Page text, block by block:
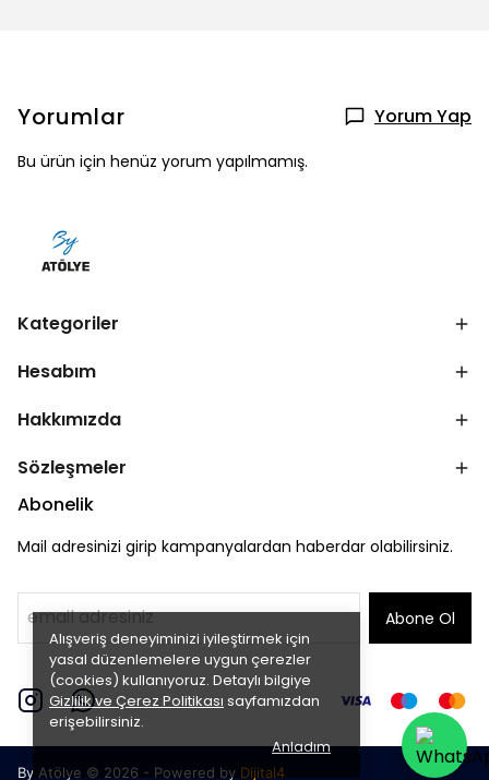
Alışveriş deneyiminizi iyileştirmek için
yasal düzenlemelere uygun çerezler
(cookies) kullanıyoruz. Detaylı bilgiye
Gizlilik ve Çerez Politikası sayfamızdan
erişebilirsiniz.
Anladım
Yorumlar Yorum Yap
Bu ürün için henüz yorum yapılmamış.
Kategoriler
Hesabım
Hakkımızda
Sözleşmeler
Abonelik
Mail adresinizi girip kampanyalardan haberdar olabilirsiniz.
Abone Ol
By Atölye © 2026 - Powered by Dijital4